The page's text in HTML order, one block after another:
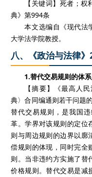
【关键词】死者；
典》第994条
本文选编自《现代法
大学法学院教授。
八、《政治与法律
1.替代交易规则的体
【摘要】《最高人
典〉合同编通则若干问题
替代交易规则，是我国
革。学界对该规则的定位
则与周边规则的边界以廓
偿规则的体现，同时完全
则。当非违约方实施了替
价格规则。替代交易是减